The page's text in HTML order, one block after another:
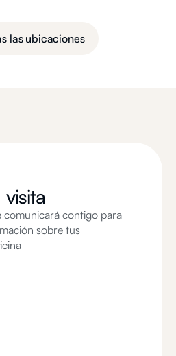
las ubicaciones
comunicará contigo para
sobre tus